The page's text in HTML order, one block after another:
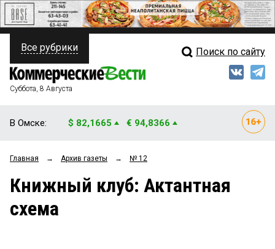
ПОЛИТИКА
ФИНАНСЫ
ОБЩЕСТВО
ЗАКОН
НОВОСТИ КОМПАНИЙ
Свежий выпуск
Рейтинги
Все рубрики Поиск по сайту
Суббота, 8 Августа
В Омске: $ 82,1665 € 94,8366
Главная → Архив газеты → № 12
Книжный клуб: Актантная
схема